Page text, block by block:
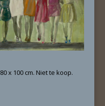
x 100 cm. Niet te koop.